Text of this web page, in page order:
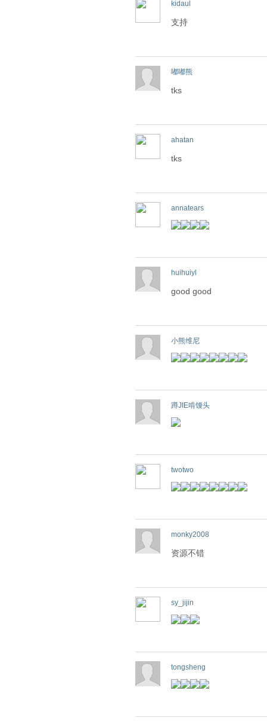
kidaul
支持
嘟嘟熊
tks
ahatan
tks
annatears
huihuiyl
good good
小熊维尼
蹲JIE啃馒头
twotwo
monky2008
资源不错
sy_jijin
tongsheng